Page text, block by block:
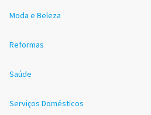
Moda e Beleza
Reformas
Saúde
Serviços Domésticos